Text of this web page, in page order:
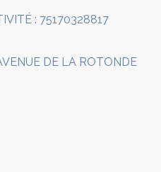
: 75170328817
DE LA ROTONDE